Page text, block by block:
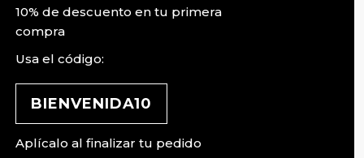
10% de descuento en tu primera
compra
Usa el código:
BIENVENIDA10
Aplícalo al finalizar tu pedido